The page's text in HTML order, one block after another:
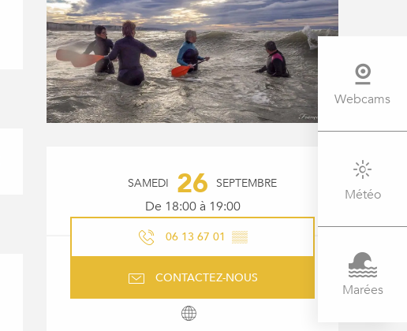
Webcams
Météo
Marées
OUVERTURE ET
SAMEDI 26 SEPTEMBRE
De 18:00 à 19:00
06 13 67 01 ▒▒
CONTACTEZ-NOUS